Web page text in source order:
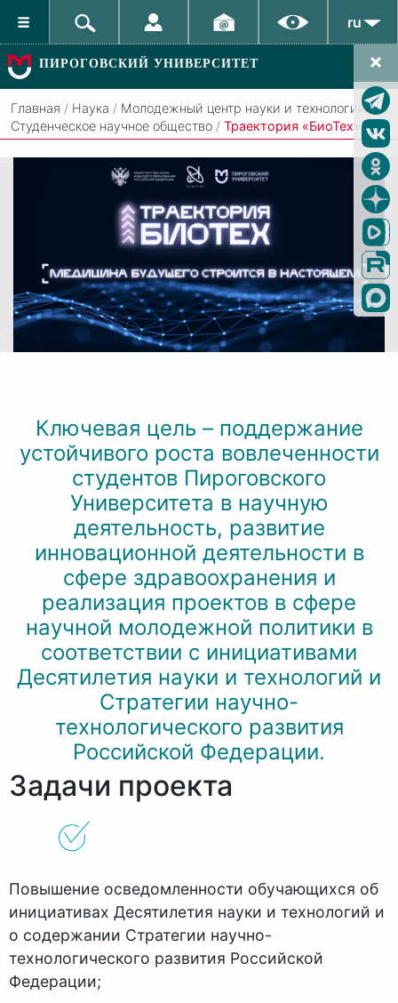
ru
ПИРОГОВСКИЙ УНИВЕРСИТЕТ
Главная / Наука / Молодежный центр науки и технологий /
Студенческое научное общество / Траектория «БиоТех»
Ключевая цель – поддержание
устойчивого роста вовлеченности
студентов Пироговского
Университета в научную
деятельность, развитие
инновационной деятельности в
сфере здравоохранения и
реализация проектов в сфере
научной молодежной политики в
соответствии с инициативами
Десятилетия науки и технологий и
Стратегии научно-
технологического развития
Российской Федерации.
Задачи проекта
Повышение осведомленности обучающихся об
инициативах Десятилетия науки и технологий и
о содержании Стратегии научно-
технологического развития Российской
Федерации;